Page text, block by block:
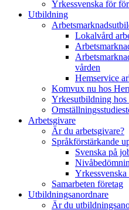
Yrkessvenska för
Utbildning
Lokalvård
vården
Hemservice
Komvux nu hos
Yrkesutbildning
Arbetsgivare
Är du arbetsgivare?
Språkförstärkande
Svenska på
Yrkessvenska
Samarbeten företag
Utbildningsanordnare
Är du